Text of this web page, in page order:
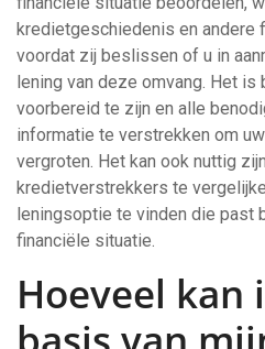
kredietgeschiedenis en andere
voordat zij beslissen of u in
lening van deze omvang. Het is
voorbereid te zijn en alle
informatie te verstrekken om
vergroten. Het kan ook nuttig
kredietverstrekkers te
leningsoptie te vinden die past
financiële situatie.
Hoeveel kan